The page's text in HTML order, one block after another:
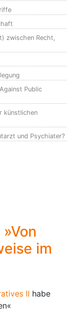
zwischen Recht,
Public
künstlichen
und Psychiater?
im
II habe